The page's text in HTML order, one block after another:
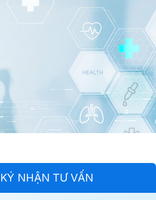
NHẬN TƯ VẤN